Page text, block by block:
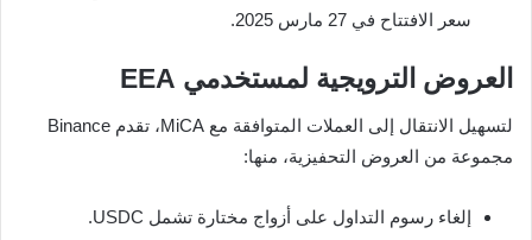
سعر الافتتاح في 27 مارس 2025.
العروض الترويجية لمستخدمي EEA
لتسهيل الانتقال إلى العملات المتوافقة مع MiCA، تقدم Binance
مجموعة من العروض التحفيزية، منها:
إلغاء رسوم التداول على أزواج مختارة تشمل USDC.